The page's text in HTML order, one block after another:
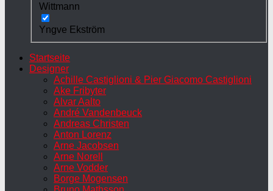
Wittmann
Yngve Ekström
Startseite
Designer
Achille Castiglioni & Pier Giacomo Castiglioni
Ake Fribyter
Alvar Aalto
André Vandenbeuck
Andreas Christen
Anton Lorenz
Arne Jacobsen
Arne Norell
Arne Vodder
Borge Mogensen